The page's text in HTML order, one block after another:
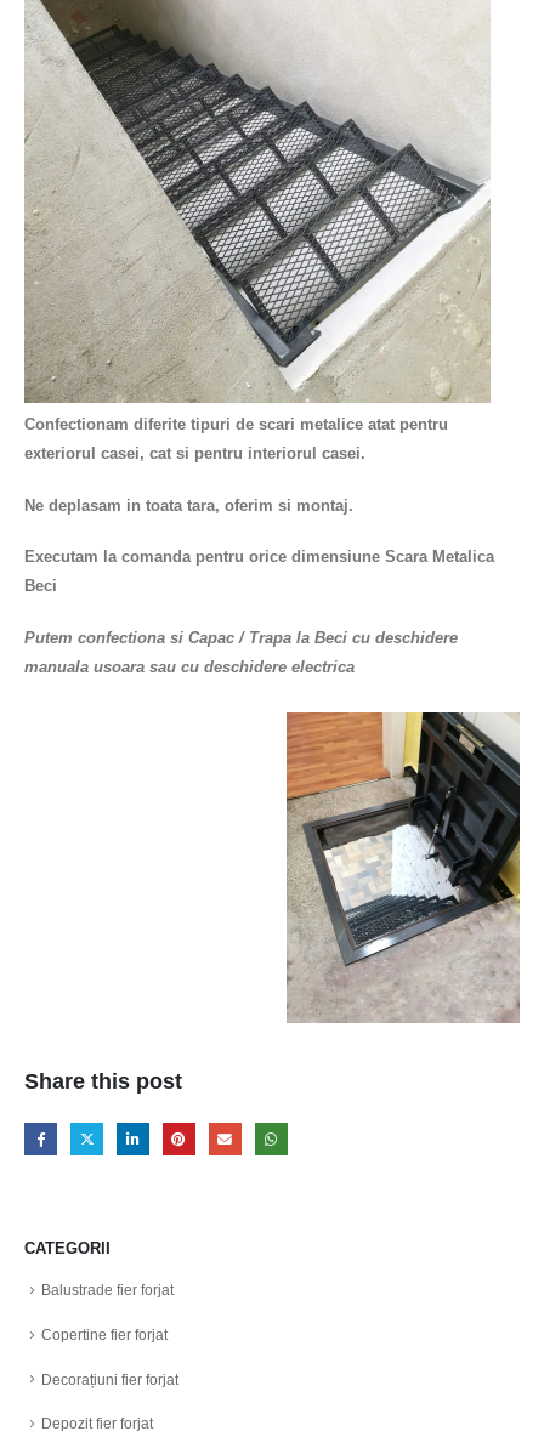
Confectionam diferite tipuri de scari metalice atat pentru
exteriorul casei, cat si pentru interiorul casei.
Ne deplasam in toata tara, oferim si montaj.
Executam la comanda pentru orice dimensiune Scara Metalica
Beci
Putem confectiona si Capac / Trapa la Beci cu deschidere
manuala usoara sau cu deschidere electrica
Share this post
CATEGORII
Balustrade fier forjat
Copertine fier forjat
Decorațiuni fier forjat
Depozit fier forjat